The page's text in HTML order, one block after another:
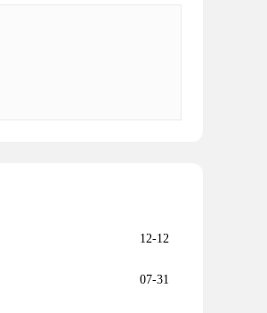
12-12
07-31